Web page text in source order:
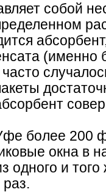
собой
(именно
более 200
окна в
одного и
раз.